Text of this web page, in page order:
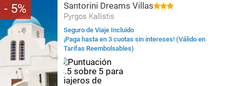
5 Santorini Dreams Villas
Pyrgos Kallistis
Seguro de Viaje Incluido
¡Paga hasta en 3 cuotas sin intereses! (Válido en
Tarifas Reembolsables)